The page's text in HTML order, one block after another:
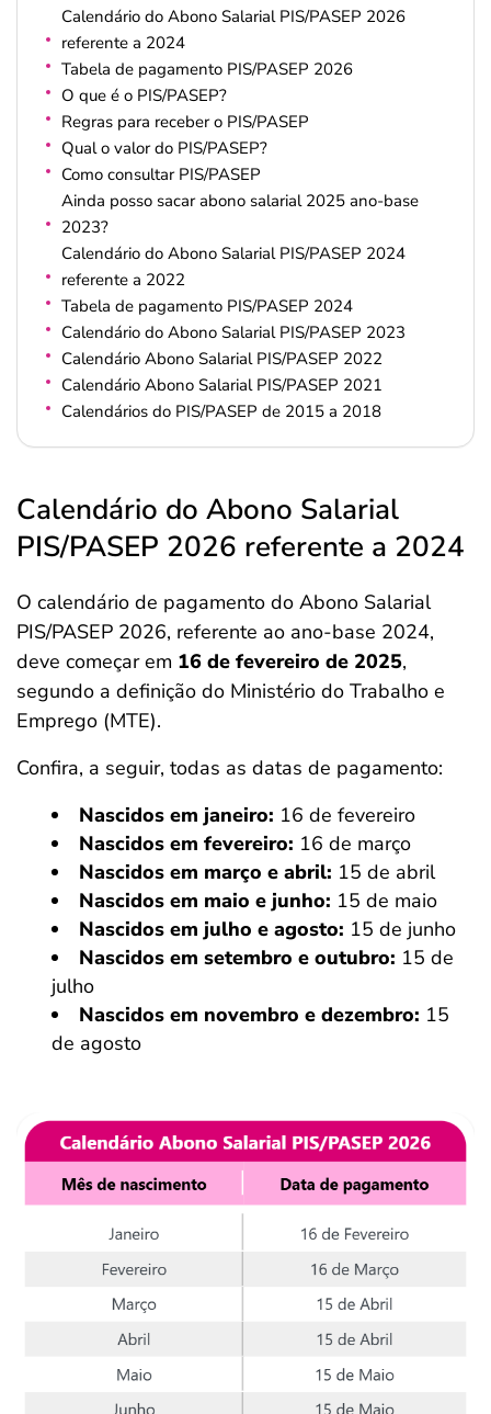
Calendário do Abono Salarial PIS/PASEP 2026
referente a 2024
Tabela de pagamento PIS/PASEP 2026
O que é o PIS/PASEP?
Regras para receber o PIS/PASEP
Qual o valor do PIS/PASEP?
Como consultar PIS/PASEP
Ainda posso sacar abono salarial 2025 ano-base
2023?
Calendário do Abono Salarial PIS/PASEP 2024
referente a 2022
Tabela de pagamento PIS/PASEP 2024
Calendário do Abono Salarial PIS/PASEP 2023
Calendário Abono Salarial PIS/PASEP 2022
Calendário Abono Salarial PIS/PASEP 2021
Calendários do PIS/PASEP de 2015 a 2018
Calendário do Abono Salarial
PIS/PASEP 2026 referente a 2024
O calendário de pagamento do Abono Salarial
PIS/PASEP 2026, referente ao ano-base 2024,
deve começar em 16 de fevereiro de 2025,
segundo a definição do Ministério do Trabalho e
Emprego (MTE).
Confira, a seguir, todas as datas de pagamento:
Nascidos em janeiro: 16 de fevereiro
Nascidos em fevereiro: 16 de março
Nascidos em março e abril: 15 de abril
Nascidos em maio e junho: 15 de maio
Nascidos em julho e agosto: 15 de junho
Nascidos em setembro e outubro: 15 de
julho
Nascidos em novembro e dezembro: 15
de agosto